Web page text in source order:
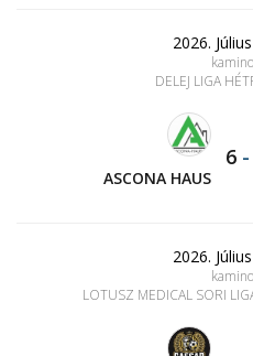
2026.
DELEJ LIGA
ASCONA HAUS
6 -
2026.
LOTUSZ MEDICAL SORI